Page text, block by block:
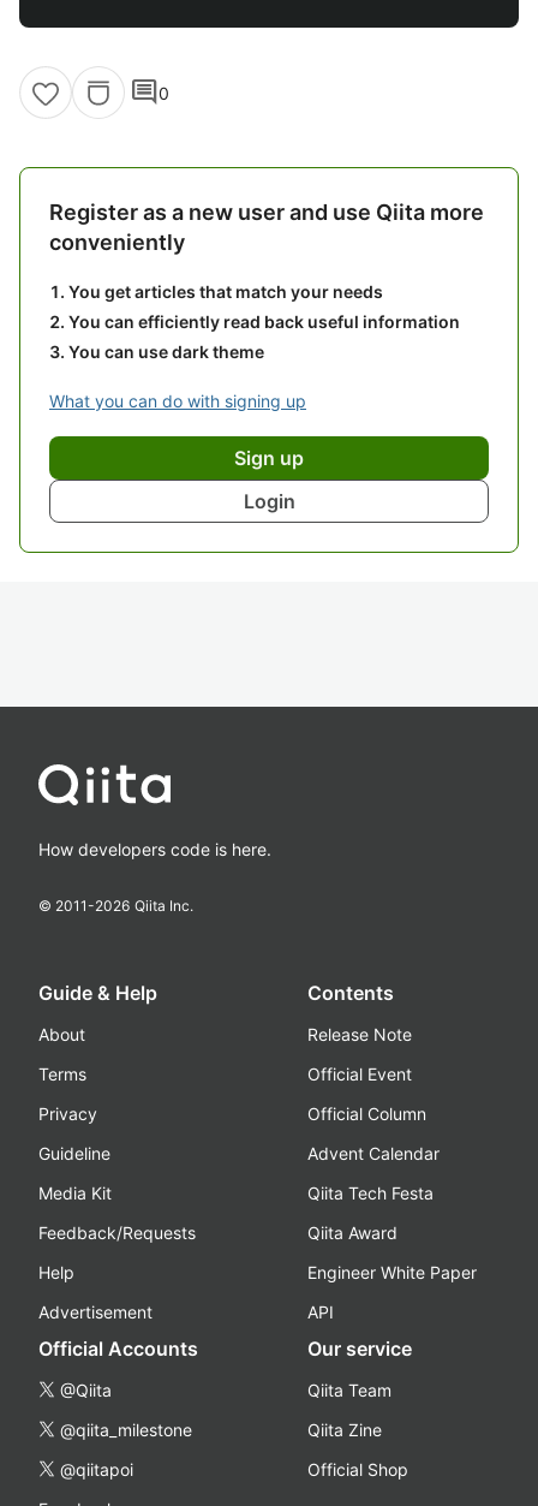
comment0
Register as a new user and use Qiita more
conveniently
You get articles that match your needs
You can efficiently read back useful information
You can use dark theme
What you can do with signing up
Sign up
Login
How developers code is here.
© 2011-2026 Qiita Inc.
Guide & Help
About
Terms
Privacy
Guideline
Media Kit
Feedback/Requests
Help
Advertisement
Contents
Release Note
Official Event
Official Column
Advent Calendar
Qiita Tech Festa
Qiita Award
Engineer White Paper
API
Official Accounts
@Qiita
@qiita_milestone
@qiitapoi
Our service
Qiita Team
Qiita Zine
Official Shop